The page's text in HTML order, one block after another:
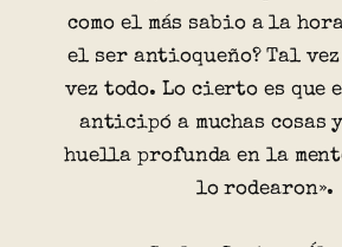
como el más sabio a la
el ser antioqueño? Tal
vez todo. Lo cierto es que
anticipó a muchas cosas
huella profunda en la
lo rodearon».